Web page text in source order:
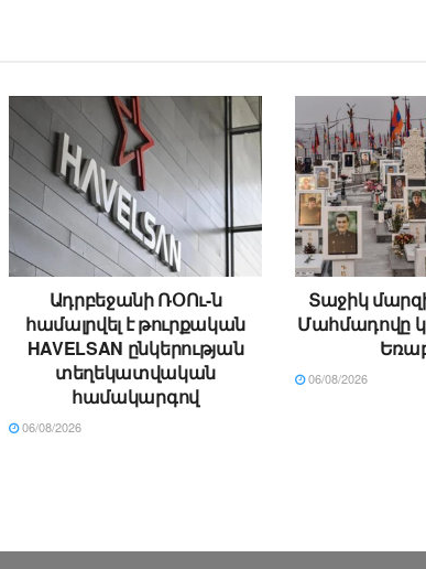
Ադրբեջանի ՌՕՈւ-ն
համալրվել է թուրքական
HAVELSAN ընկերության
տեղեկատվական
համակարգով
06/08/2026
Տաջիկ
Մահմադովը
06/08/2026